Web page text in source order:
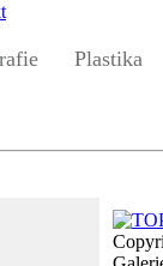
Plastika